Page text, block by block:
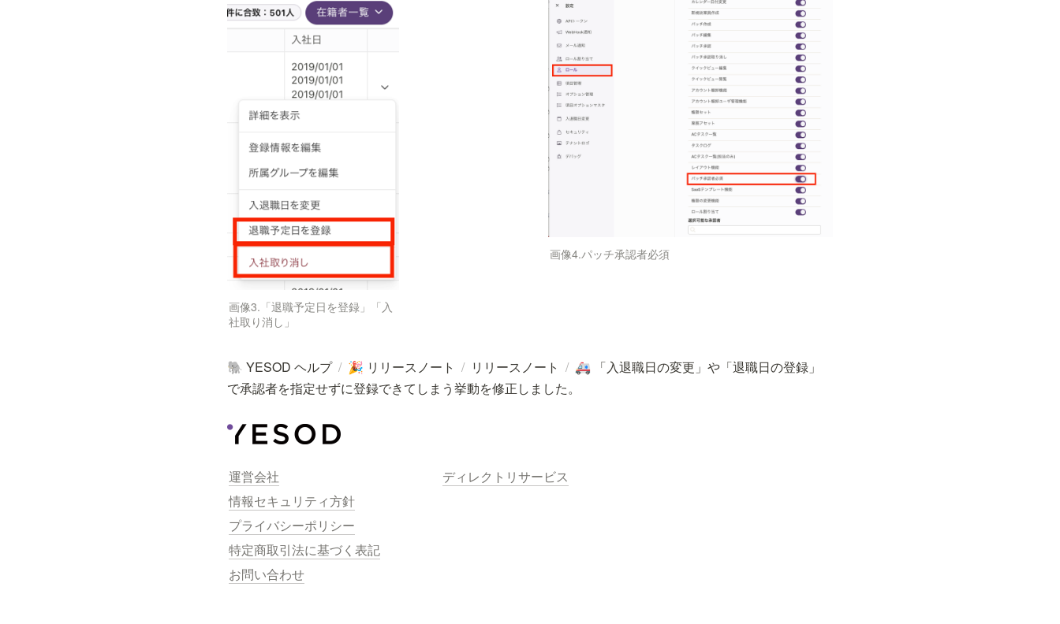
画像3.「退職予定日を登録」「入
社取り消し」
画像4.パッチ承認者必須
🐘 YESOD ヘルプ / 🎉 リリースノート / リリースノート / 🚑
「入退職日の変更」や「退職日の登録」
で承認者を指定せずに登録できてしまう挙動を修正しました。
運営会社
情報セキュリティ方針
プライバシーポリシー
特定商取引法に基づく表記
お問い合わせ
ディレクトリサービス